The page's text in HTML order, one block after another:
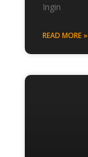
Ingin
READ MORE »